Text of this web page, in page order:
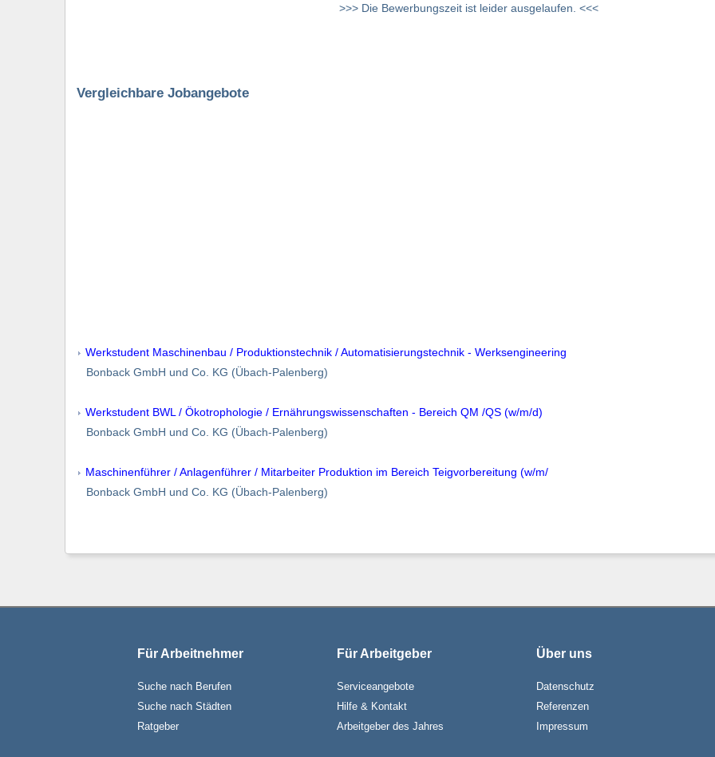
>>> Die Bewerbungszeit ist leider ausgelaufen. <<<
Vergleichbare Jobangebote
Werkstudent Maschinenbau / Produktionstechnik / Automatisierungstechnik - Werksengineering
Bonback GmbH und Co. KG (Übach-Palenberg)
Werkstudent BWL / Ökotrophologie / Ernährungswissenschaften - Bereich QM /QS (w/m/d)
Bonback GmbH und Co. KG (Übach-Palenberg)
Maschinenführer / Anlagenführer / Mitarbeiter Produktion im Bereich Teigvorbereitung (w/m/
Bonback GmbH und Co. KG (Übach-Palenberg)
Für Arbeitnehmer
Suche nach Berufen
Suche nach Städten
Ratgeber
Für Arbeitgeber
Serviceangebote
Hilfe & Kontakt
Arbeitgeber des Jahres
Über uns
Datenschutz
Referenzen
Impressum